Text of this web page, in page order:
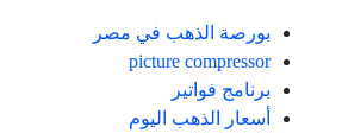
بورصة الذهب في مصر
picture compressor
برنامج فواتير
أسعار الذهب اليوم